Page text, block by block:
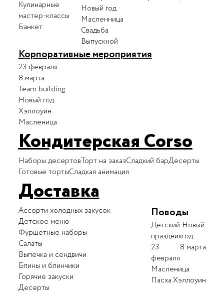
Кулинарные
мастер-классы
Банкет
Новый год
Масленница
Свадьба
Выпускной
Корпоративные мероприятия
23 февраля
8 марта
Team building
Новый год
Хэллоуин
Масленица
Кондитерская Corso
Наборы десертовТорт на заказСладкий барДесерты
Готовые тортыСладкая анимация
Доставка
Ассорти холодных закусок
Детское меню
Фуршетные наборы
Салаты
Выпечка и сендвичи
Блины и блинчики
Горячие закуски
Десерты
Поводы
Детский
праздник
Новый
год
23
февраля
8 марта
Масленица
ПасхаХэллоуин